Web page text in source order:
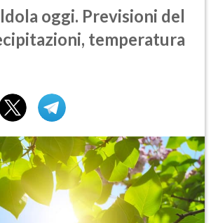
oggi. Previsioni del
temperatura